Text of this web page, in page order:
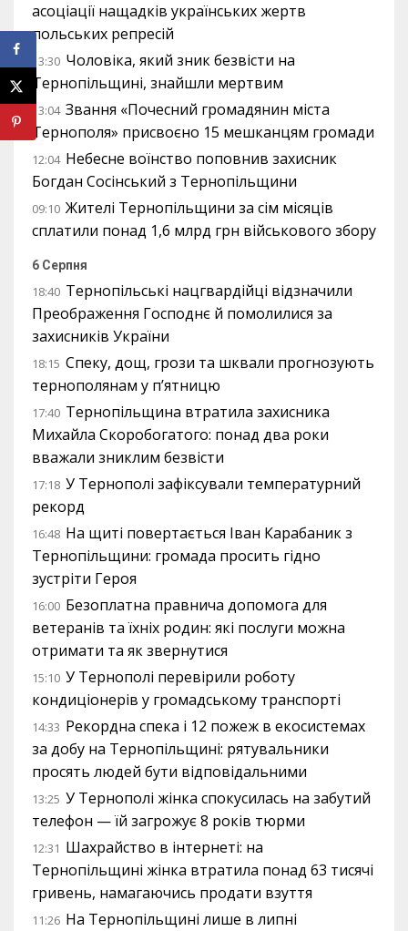
асоціації нащадків українських жертв
польських репресій
13:30 Чоловіка, який зник безвісти на
Тернопільщині, знайшли мертвим
13:04 Звання «Почесний громадянин міста
Тернополя» присвоєно 15 мешканцям громади
12:04 Небесне воїнство поповнив захисник
Богдан Сосінський з Тернопільщини
09:10 Жителі Тернопільщини за сім місяців
сплатили понад 1,6 млрд грн військового збору
6 Серпня
18:40 Тернопільські нацгвардійці відзначили
Преображення Господнє й помолилися за
захисників України
18:15 Спеку, дощ, грози та шквали прогнозують
тернополянам у п’ятницю
17:40 Тернопільщина втратила захисника
Михайла Скоробогатого: понад два роки
вважали зниклим безвісти
17:18 У Тернополі зафіксували температурний
рекорд
16:48 На щиті повертається Іван Карабаник з
Тернопільщини: громада просить гідно
зустріти Героя
16:00 Безоплатна правнича допомога для
ветеранів та їхніх родин: які послуги можна
отримати та як звернутися
15:10 У Тернополі перевірили роботу
кондиціонерів у громадському транспорті
14:33 Рекордна спека і 12 пожеж в екосистемах
за добу на Тернопільщині: рятувальники
просять людей бути відповідальними
13:25 У Тернополі жінка спокусилась на забутий
телефон — їй загрожує 8 років тюрми
12:31 Шахрайство в інтернеті: на
Тернопільщині жінка втратила понад 63 тисячі
гривень, намагаючись продати взуття
11:26 На Тернопільщині лише в липні